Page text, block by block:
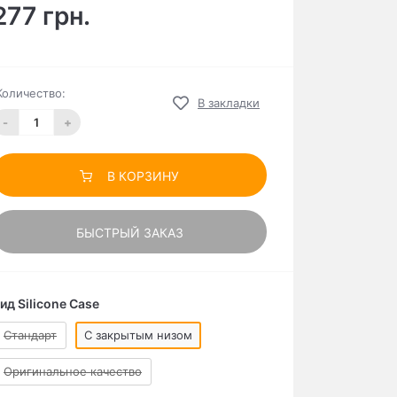
грн.
- +
В закладки
В КОРЗИНУ
БЫСТРЫЙ ЗАКАЗ
Silicone Case
Стандарт C закрытым низом
Оригинальное качество